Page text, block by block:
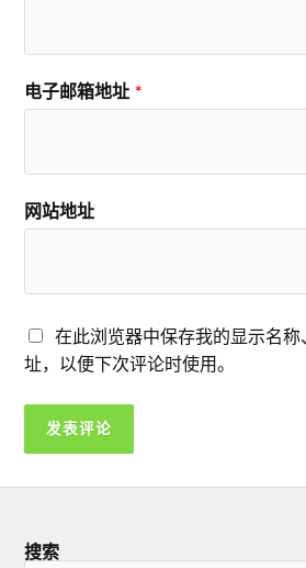
电子邮箱地址 *
网站地址
在此浏览器中保存我的显示名
址，以便下次评论时使用。
搜索